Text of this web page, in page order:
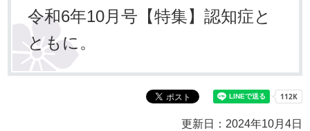
令和6年10月号【特集】認知症と
ともに。
更新日：2024年10月4日